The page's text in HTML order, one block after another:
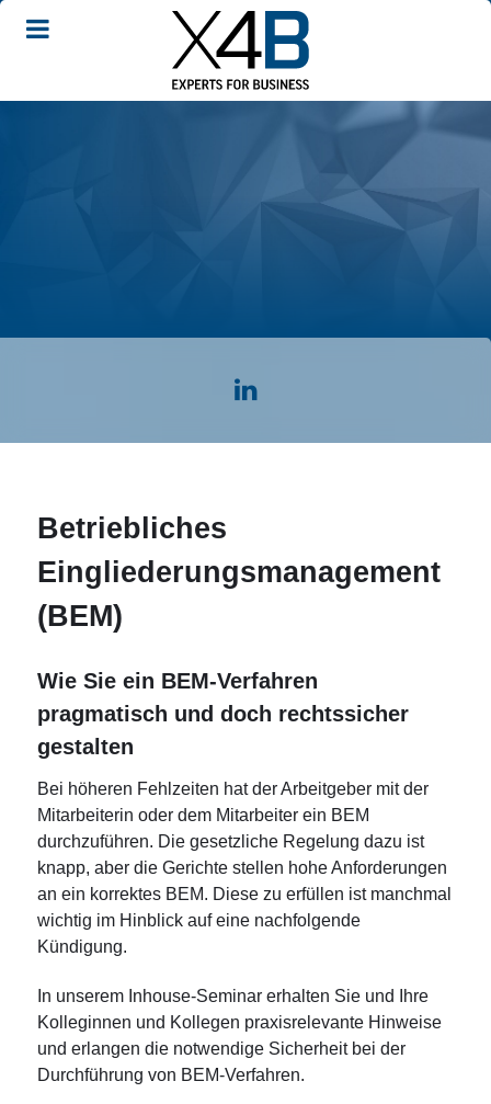
Betriebliches
Eingliederungsmanagement
(BEM)
Wie Sie ein BEM-Verfahren
pragmatisch und doch rechtssicher
gestalten
Bei höheren Fehlzeiten hat der Arbeitgeber mit der
Mitarbeiterin oder dem Mitarbeiter ein BEM
durchzuführen. Die gesetzliche Regelung dazu ist
knapp, aber die Gerichte stellen hohe Anforderungen
an ein korrektes BEM. Diese zu erfüllen ist manchmal
wichtig im Hinblick auf eine nachfolgende
Kündigung.
In unserem Inhouse-Seminar erhalten Sie und Ihre
Kolleginnen und Kollegen praxisrelevante Hinweise
und erlangen die notwendige Sicherheit bei der
Durchführung von BEM-Verfahren.